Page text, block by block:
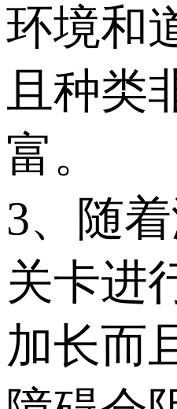
环境和
且种类
富。
3、随
关卡进
加长而